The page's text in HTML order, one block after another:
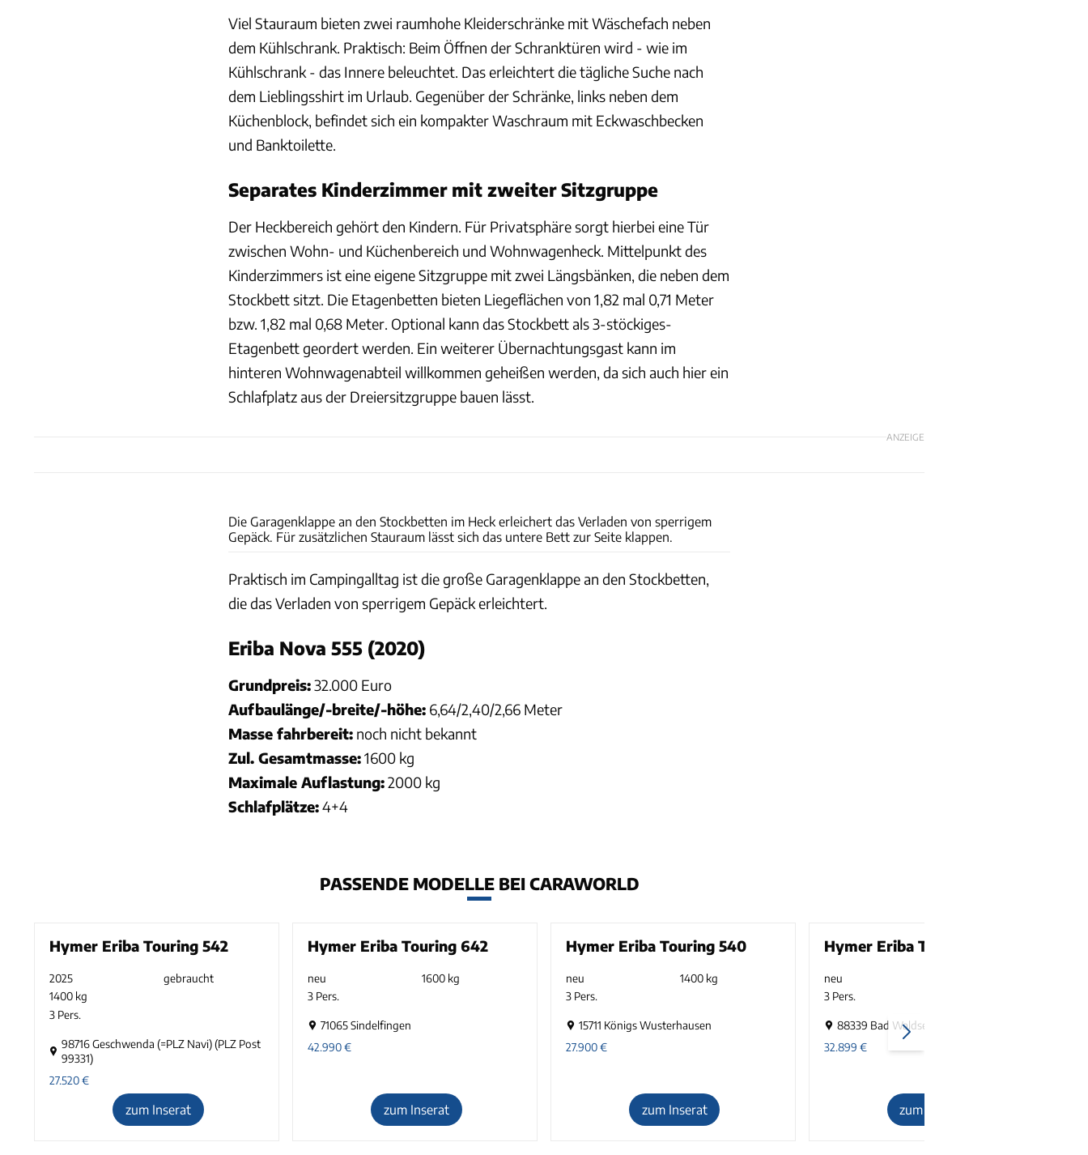
Viel Stauraum bieten zwei raumhohe Kleiderschränke mit Wäschefach neben
dem Kühlschrank. Praktisch: Beim Öffnen der Schranktüren wird - wie im
Kühlschrank - das Innere beleuchtet. Das erleichtert die tägliche Suche nach
dem Lieblingsshirt im Urlaub. Gegenüber der Schränke, links neben dem
Küchenblock, befindet sich ein kompakter Waschraum mit Eckwaschbecken
und Banktoilette.
Separates Kinderzimmer mit zweiter Sitzgruppe
Der Heckbereich gehört den Kindern. Für Privatsphäre sorgt hierbei eine Tür
zwischen Wohn- und Küchenbereich und Wohnwagenheck. Mittelpunkt des
Kinderzimmers ist eine eigene Sitzgruppe mit zwei Längsbänken, die neben dem
Stockbett sitzt. Die Etagenbetten bieten Liegeflächen von 1,82 mal 0,71 Meter
bzw. 1,82 mal 0,68 Meter. Optional kann das Stockbett als 3-stöckiges-
Etagenbett geordert werden. Ein weiterer Übernachtungsgast kann im
hinteren Wohnwagenabteil willkommen geheißen werden, da sich auch hier ein
Schlafplatz aus der Dreiersitzgruppe bauen lässt.
ANZEIGE
Die Garagenklappe an den Stockbetten im Heck erleichert das Verladen von sperrigem
Gepäck. Für zusätzlichen Stauraum lässt sich das untere Bett zur Seite klappen.
Praktisch im Campingalltag ist die große Garagenklappe an den Stockbetten,
die das Verladen von sperrigem Gepäck erleichtert.
Eriba Nova 555 (2020)
Grundpreis:32.000 Euro
Aufbaulänge/-breite/-höhe: 6,64/2,40/2,66 Meter
Masse fahrbereit: noch nicht bekannt
Zul. Gesamtmasse:1600 kg
Maximale Auflastung:2000 kg
Schlafplätze:4+4
PASSENDE MODELLE BEI CARAWORLD
Hymer Eriba Touring 542
2025
gebraucht
1400 kg
3 Pers.
98716 Geschwenda (=PLZ Navi) (PLZ Post
99331)
27.520€
zum Inserat
Hymer Eriba Touring 642
neu
1600 kg
3 Pers.
71065 Sindelfingen
42.990€
zum Inserat
Hymer Eriba Touring 540
neu
1400 kg
3 Pers.
15711 Königs Wusterhausen
27.900€
zum Inserat
Hymer Eriba Touring 430
neu
3 Pers.
88339 Bad Waldsee
32.899 €
zum Inserat